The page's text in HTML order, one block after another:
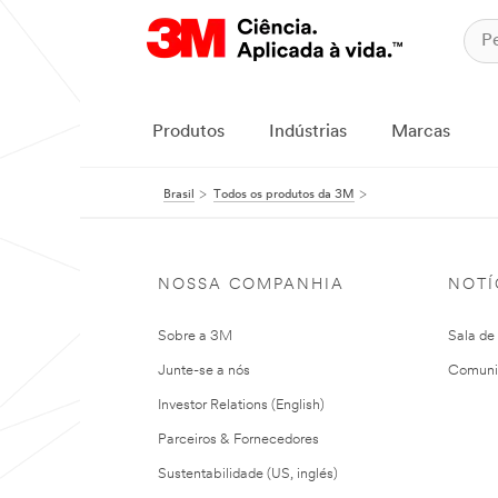
Produtos Indústrias Marcas
Brasil Todos os produtos da 3M
NOSSA COMPANHIA
Sobre a 3M
Junte-se a nós
Investor Relations (English)
Parceiros & Fornecedores
Sustentabilidade (US, inglés)
Sala